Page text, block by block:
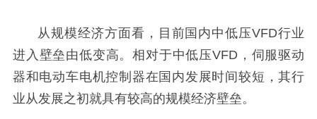
从规模经济方面看，目前国内中低压VFD行业
进入壁垒由低变高。相对于中低压VFD，伺服驱动
器和电动车电机控制器在国内发展时间较短，其行
业从发展之初就具有较高的规模经济壁垒。